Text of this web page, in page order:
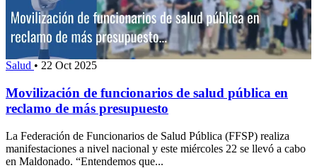
Salud • 22 Oct 2025
Movilización de funcionarios de salud pública en
reclamo de más presupuesto
La Federación de Funcionarios de Salud Pública (FFSP) realiza
manifestaciones a nivel nacional y este miércoles 22 se llevó a cabo
en Maldonado. “Entendemos que...